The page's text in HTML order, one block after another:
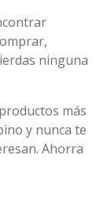
ninguna
más
y nunca te
Ahorra